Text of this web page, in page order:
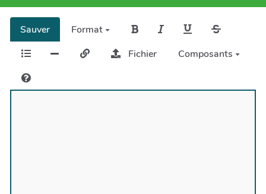
Sauver
Format
Fichier
Composants